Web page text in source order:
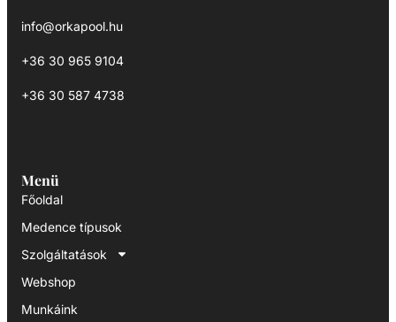
info@orkapool.hu
+36 30 965 9104
+36 30 587 4738
Menü
Főoldal
Medence típusok
Szolgáltatások
Webshop
Munkáink